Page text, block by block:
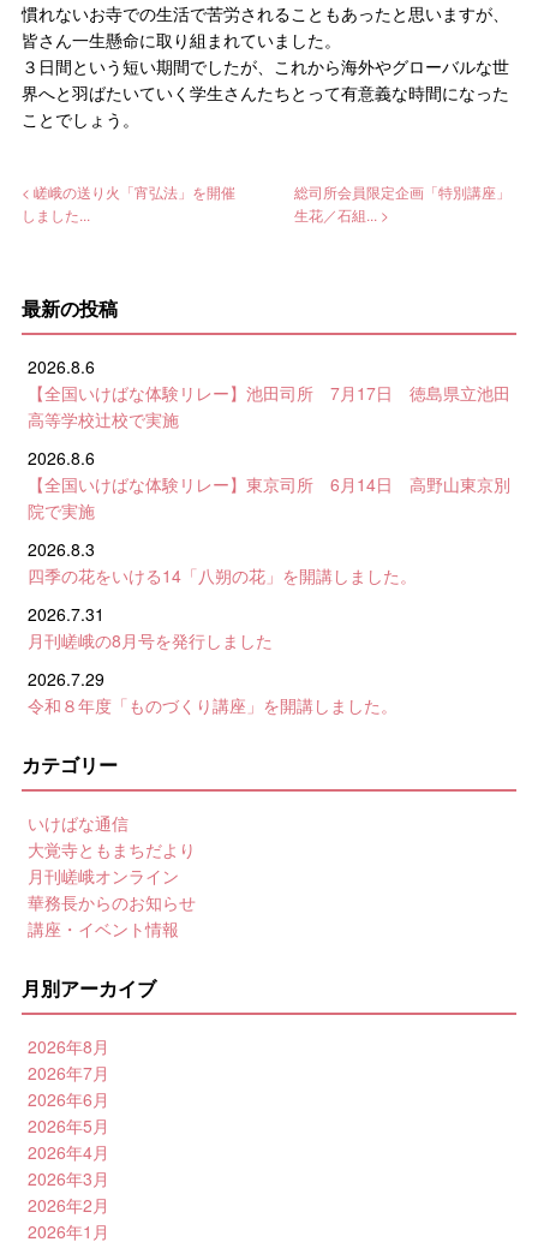
慣れないお寺での生活で苦労されることもあったと思いますが、
皆さん一生懸命に取り組まれていました。
３日間という短い期間でしたが、これから海外やグローバルな世
界へと羽ばたいていく学生さんたちとって有意義な時間になった
ことでしょう。
< 嵯峨の送り火「宵弘法」を開催
しました...
総司所会員限定企画「特別講座」
生花／石組... >
最新の投稿
2026.8.6
【全国いけばな体験リレー】池田司所 7月17日 徳島県立池田
高等学校辻校で実施
2026.8.6
【全国いけばな体験リレー】東京司所 6月14日 高野山東京別
院で実施
2026.8.3
四季の花をいける14「八朔の花」を開講しました。
2026.7.31
月刊嵯峨の8月号を発行しました
2026.7.29
令和８年度「ものづくり講座」を開講しました。
カテゴリー
いけばな通信
大覚寺ともまちだより
月刊嵯峨オンライン
華務長からのお知らせ
講座・イベント情報
月別アーカイブ
2026年8月
2026年7月
2026年6月
2026年5月
2026年4月
2026年3月
2026年2月
2026年1月